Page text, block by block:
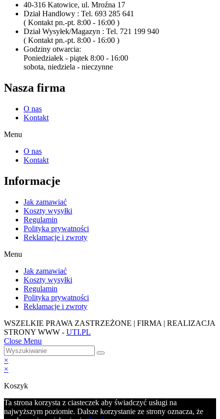
40-316 Katowice, ul. Mroźna 17
Dział Handlowy : Tel. 693 285 641
( Kontakt pn.-pt. 8:00 - 16:00 )
Dział Wysyłek/Magazyn : Tel. 721 199 940
( Kontakt pn.-pt. 8:00 - 16:00 )
Godziny otwarcia:
Poniedziałek - piątek 8:00 - 16:00
sobota, niedziela - nieczynne
Nasza firma
O nas
Kontakt
Menu
O nas
Kontakt
Informacje
Jak zamawiać
Koszty wysyłki
Regulamin
Polityka prywatności
Reklamacje i zwroty
Menu
Jak zamawiać
Koszty wysyłki
Regulamin
Polityka prywatności
Reklamacje i zwroty
WSZELKIE PRAWA ZASTRZEŻONE | FIRMA | REALIZACJA
STRONY WWW - UTI.PL
Close Menu
×
×
Koszyk
Ta strona korzysta z ciasteczek aby świadczyć usługi na
najwyższym poziomie. Dalsze korzystanie ze strony oznacza, że